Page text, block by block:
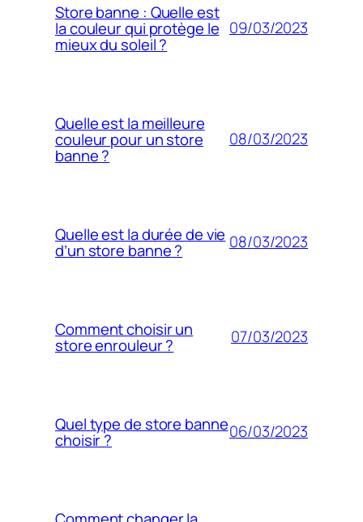
Store banne : Quelle est
la couleur qui protège le
mieux du soleil ?
09/03/2023
Quelle est la meilleure
couleur pour un store
banne ?
08/03/2023
Quelle est la durée de vie
d’un store banne ? 08/03/2023
Comment choisir un
store enrouleur ? 07/03/2023
Quel type de store banne
choisir ? 06/03/2023